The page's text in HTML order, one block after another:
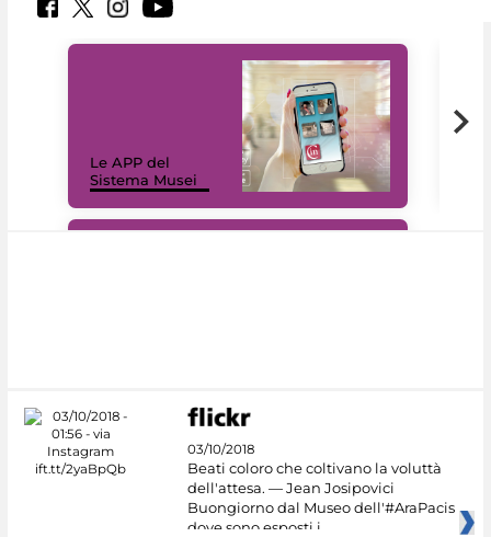
Le APP del
Sistema Musei
03/10/2018
Beati coloro che coltivano la voluttà
dell'attesa. — Jean Josipovici
Buongiorno dal Museo dell'#AraPacis
dove sono esposti i